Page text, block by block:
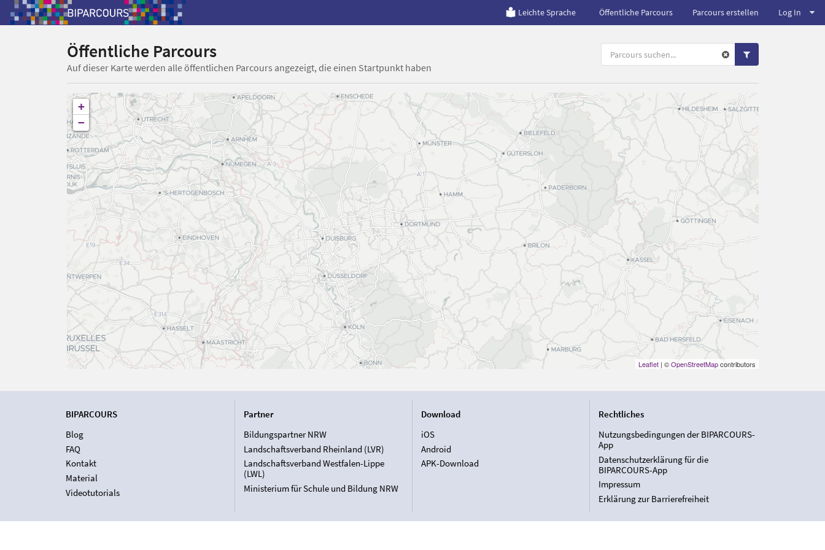
Leichte Sprache Öffentliche Parcours Parcours erstellen Log In
Öffentliche Parcours
Auf dieser Karte werden alle öffentlichen Parcours angezeigt, die einen Startpunkt haben
+
−
Leaflet| ©OpenStreetMapcontributors
BIPARCOURS
Blog
FAQ
Kontakt
Material
Videotutorials
Partner
Bildungspartner NRW
Landschaftsverband Rheinland (LVR)
Landschaftsverband Westfalen-Lippe
(LWL)
Ministerium für Schule und Bildung NRW
Download
iOS
Android
APK-Download
Rechtliches
Nutzungsbedingungen der BIPARCOURS-
App
Datenschutzerklärung für die
BIPARCOURS-App
Impressum
Erklärung zur Barrierefreiheit